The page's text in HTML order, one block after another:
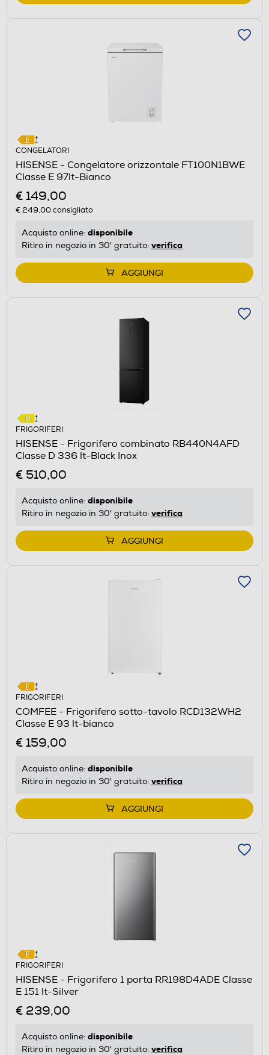
CONGELATORI
HISENSE - Congelatore orizzontale FT100N1BWE
Classe E 97lt-Bianco
€ 149,00
€ 249,00consigliato
Acquisto online: disponibile
Ritiro in negozio in 30' gratuito: verifica
AGGIUNGI
FRIGORIFERI
HISENSE - Frigorifero combinato RB440N4AFD
Classe D 336 lt-Black Inox
€ 510,00
Acquisto online: disponibile
Ritiro in negozio in 30' gratuito: verifica
AGGIUNGI
FRIGORIFERI
COMFEE - Frigorifero sotto-tavolo RCD132WH2
Classe E 93 lt-bianco
€ 159,00
Acquisto online: disponibile
Ritiro in negozio in 30' gratuito: verifica
AGGIUNGI
FRIGORIFERI
HISENSE - Frigorifero 1 porta RR198D4ADE Classe
E 151 lt-Silver
€ 239,00
Acquisto online: disponibile
Ritiro in negozio in 30' gratuito: verifica